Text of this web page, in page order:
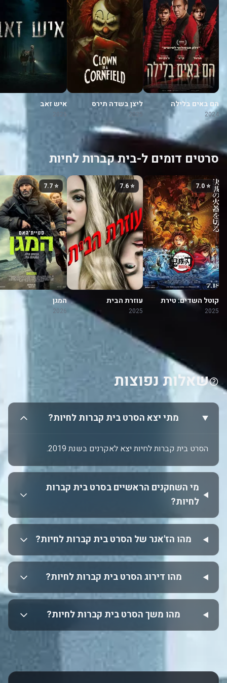
הם באים בלילה
2024
ליצן בשדה תירס
2025
איש זאב
2025
סרטים דומים ל-בית קברות לחיות
⭐ 7.0
קוטל השדים: טירת
האינסוף
2025
⭐ 7.6
עוזרת הבית
2025
⭐ 7.7
המגן
2026
שאלות נפוצות
מתי יצא הסרט בית קברות לחיות?
הסרט בית קברות לחיות יצא לאקרנים בשנת 2019.
מי השחקנים הראשיים בסרט בית קברות
לחיות?
מהו הז'אנר של הסרט בית קברות לחיות?
מהו דירוג הסרט בית קברות לחיות?
מהו משך הסרט בית קברות לחיות?